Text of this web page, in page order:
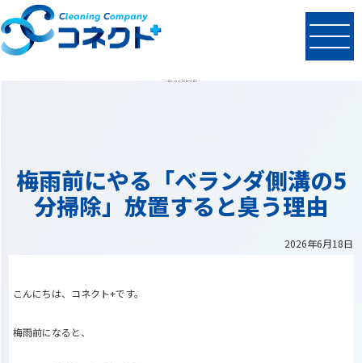
NEWS
梅雨前にやる「ベランダ側溝の5
分掃除」放置すると臭う理由
2026年6月18日
こんにちは、コネクト+です。
梅雨前になると、